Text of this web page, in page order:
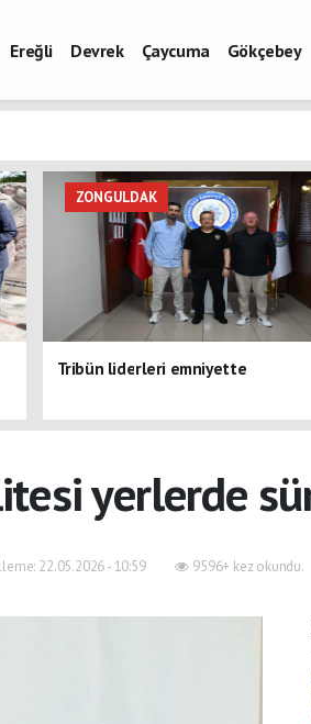
Ereğli Devrek Çaycuma Gökçebey
ZONGULDAK
Tribün liderleri emniyette
yerlerde
22.05.2026 - 10:59 9596+ kez okundu.